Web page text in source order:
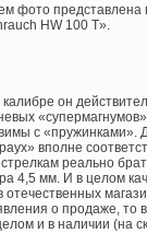
фото представлена
HW 100 T».
он
с
вполне
реально
4,5 мм. И в целом
о продаже,
и в наличии (на